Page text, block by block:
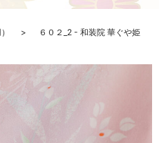
６０２_2 - 和装院 華ぐや姫